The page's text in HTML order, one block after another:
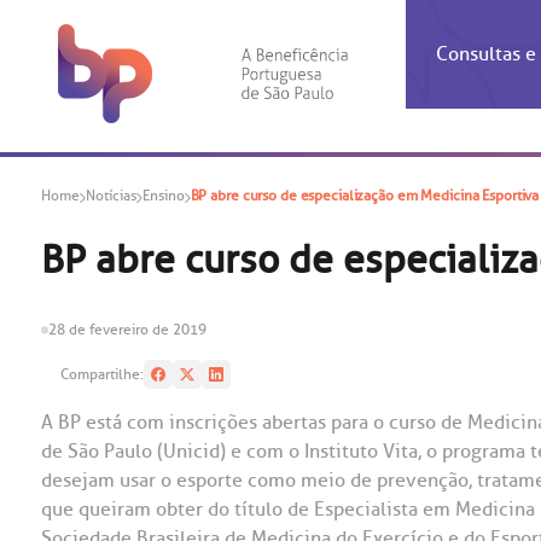
Consultas
SAC:
Check-
Doação
Ética e
Centro
Outras
Home Notícias Ensino BP abre curso de especialização em Medicina Esportiva
BP abre curso de
28 de fevereiro de 2019
Compartilhe:
A BP está com inscrições abertas para o curso de
de São Paulo (Unicid) e com o Instituto Vita, o
desejam usar o esporte como meio de prevenção,
que queiram obter do título de Especialista em